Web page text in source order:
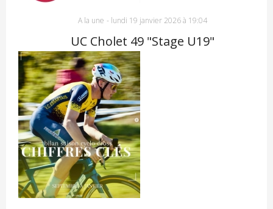
A la une - lundi 19 janvier 2026 à 19:04
UC Cholet 49 "Stage U19"